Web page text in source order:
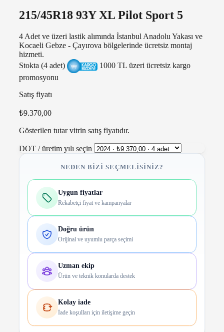
215/45R18 93Y XL Pilot Sport 5
4 Adet ve üzeri lastik alımında İstanbul Anadolu Yakası ve
Kocaeli Gebze - Çayırova bölgelerinde ücretsiz montaj
hizmeti.
Stokta (4 adet)
1000 TL üzeri ücretsiz kargo
promosyonu
Satış fiyatı
₺9.370,00
Gösterilen tutar vitrin satış fiyatıdır.
DOT / üretim yılı seçin
NEDEN BIZI SEÇMELISINIZ?
Uygun fiyatlar
Rekabetçi fiyat ve kampanyalar
Doğru ürün
Orijinal ve uyumlu parça seçimi
Uzman ekip
Ürün ve teknik konularda destek
Kolay iade
İade koşulları için iletişime geçin